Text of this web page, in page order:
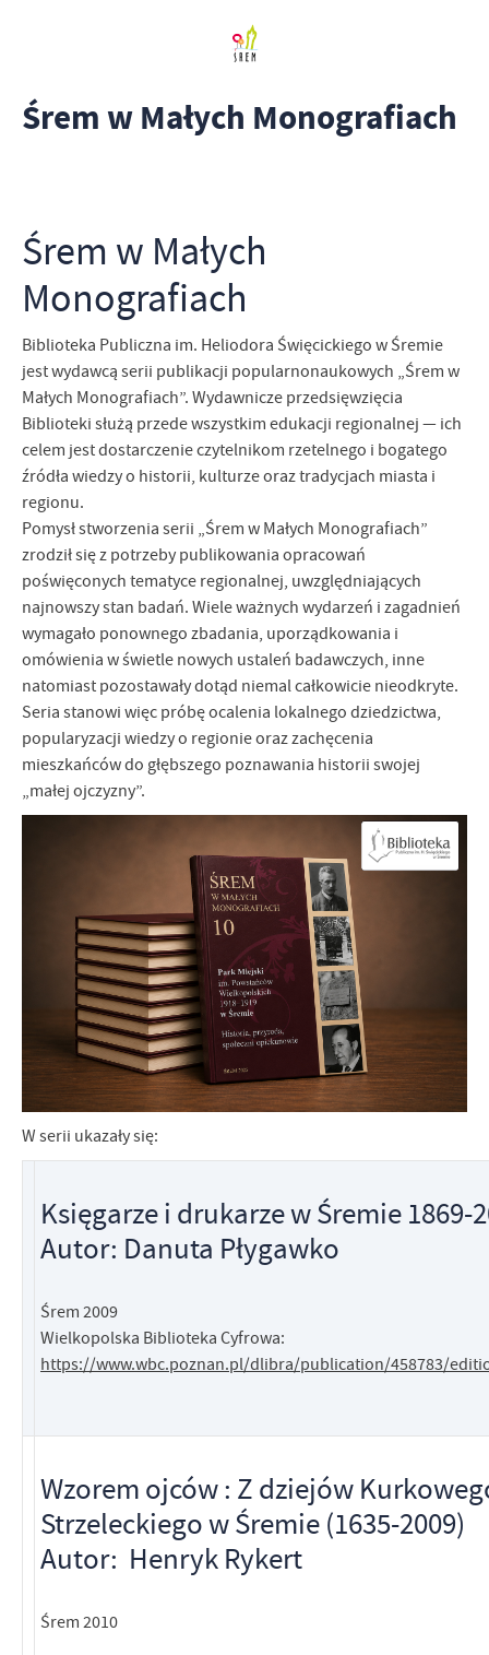
Śrem w Małych Monografiach
Śrem w Małych
Monografiach
Biblioteka Publiczna im. Heliodora Święcickiego w Śremie
jest wydawcą serii publikacji popularnonaukowych „Śrem w
Małych Monografiach”. Wydawnicze przedsięwzięcia
Biblioteki służą przede wszystkim edukacji regionalnej — ich
celem jest dostarczenie czytelnikom rzetelnego i bogatego
źródła wiedzy o historii, kulturze oraz tradycjach miasta i
regionu.
Pomysł stworzenia serii „Śrem w Małych Monografiach”
zrodził się z potrzeby publikowania opracowań
poświęconych tematyce regionalnej, uwzględniających
najnowszy stan badań. Wiele ważnych wydarzeń i zagadnień
wymagało ponownego zbadania, uporządkowania i
omówienia w świetle nowych ustaleń badawczych, inne
natomiast pozostawały dotąd niemal całkowicie nieodkryte.
Seria stanowi więc próbę ocalenia lokalnego dziedzictwa,
popularyzacji wiedzy o regionie oraz zachęcenia
mieszkańców do głębszego poznawania historii swojej
„małej ojczyzny”.
W serii ukazały się:
Księgarze i drukarze w Śremie 1869-
Autor: Danuta Płygawko
Śrem 2009
Wielkopolska Biblioteka Cyfrowa:
https://www.wbc.poznan.pl/dlibra/publication/458783/
Wzorem ojców : Z dziejów
Strzeleckiego w Śremie (1635-2009)
Autor: Henryk Rykert
Śrem 2010